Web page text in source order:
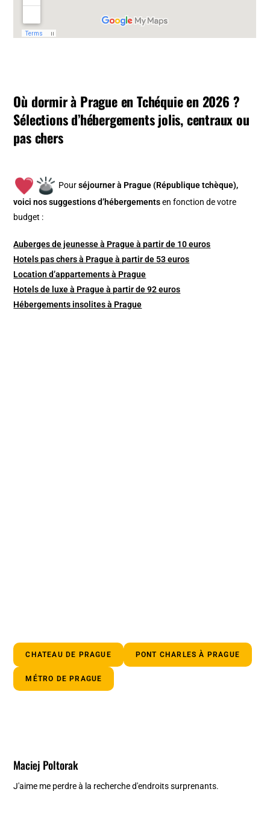
Où dormir à Prague en Tchéquie en 2026 ?
Sélections d’hébergements jolis, centraux ou
pas chers
Pourséjourner à Prague (République tchèque),
voici nos suggestions d’hébergements en fonction de votre
budget :
Auberges de jeunesse à Prague à partir de 10 euros
Hotels pas chers à Prague à partir de 53 euros
Location d’appartements à Prague
Hotels de luxe à Prague à partir de 92 euros
Hébergements insolites à Prague
CHATEAU DE PRAGUE PONT CHARLES À PRAGUE
MÉTRO DE PRAGUE
Maciej Poltorak
J'aime me perdre à la recherche d'endroits surprenants.